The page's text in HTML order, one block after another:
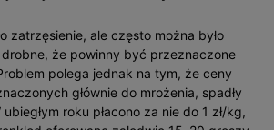
zatrzęsienie, ale często można było
że powinny być przeznaczone
polega jednak na tym, że ceny
głównie do mrożenia, spadły
roku płacono za nie do 1 zł/kg,